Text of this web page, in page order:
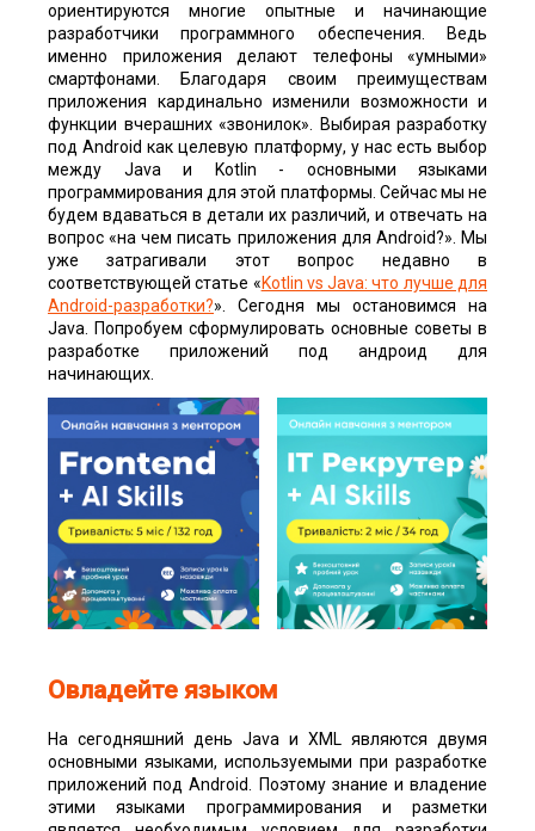
ориентируются многие опытные и начинающие
разработчики программного обеспечения. Ведь
именно приложения делают телефоны «умными»
смартфонами. Благодаря своим преимуществам
приложения кардинально изменили возможности и
функции вчерашних «звонилок». Выбирая разработку
под Android как целевую платформу, у нас есть выбор
между Java и Kotlin - основными языками
программирования для этой платформы. Сейчас мы не
будем вдаваться в детали их различий, и отвечать на
вопрос «на чем писать приложения для Android?». Мы
уже затрагивали этот вопрос недавно в
соответствующей статье «Kotlin vs Java: что лучше для
Android-разработки?». Сегодня мы остановимся на
Java. Попробуем сформулировать основные советы в
разработке приложений под андроид для
начинающих.
Овладейте языком
На сегодняшний день Java и XML являются двумя
основными языками, используемыми при разработке
приложений под Android. Поэтому знание и владение
этими языками программирования и разметки